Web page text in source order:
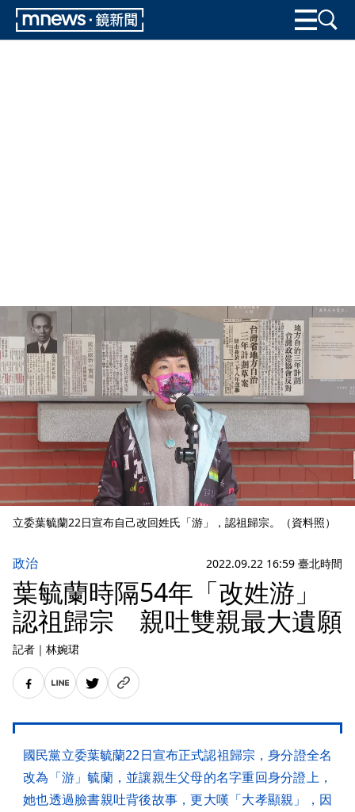
立委葉毓蘭22日宣布自己改回姓氏「游」，認祖歸宗。（資料照）
政治 2022.09.22 16:59 臺北時間
葉毓蘭時隔54年「改姓游」
認祖歸宗 親吐雙親最大遺願
記者 ｜ 林婉珺
國民黨立委葉毓蘭22日宣布正式認祖歸宗，身分證全名
改為「游」毓蘭，並讓親生父母的名字重回身分證上，
她也透過臉書親吐背後故事，更大嘆「大孝顯親」，因